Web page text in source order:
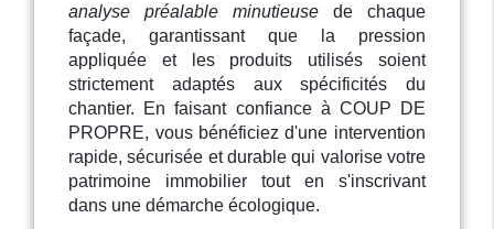
analyse préalable minutieuse de chaque
façade, garantissant que la pression
appliquée et les produits utilisés soient
strictement adaptés aux spécificités du
chantier. En faisant confiance à COUP DE
PROPRE, vous bénéficiez d'une intervention
rapide, sécurisée et durable qui valorise votre
patrimoine immobilier tout en s'inscrivant
dans une démarche écologique.